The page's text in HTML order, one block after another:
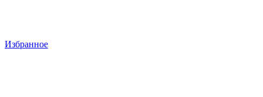
Избранное